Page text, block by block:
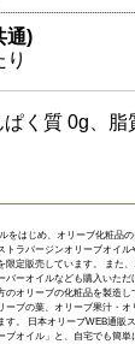
通)
く質 0g、脂
をはじめ、オリーブ化粧品
トラバージンオリーブオイ
限定販売しています。 また
バーオイルなども購入いた
オリーブの化粧品を製造し
ーブの葉、オリーブ果汁・
す。 日本オリーブWEB通販
ブオイル 」と、自宅でも簡単